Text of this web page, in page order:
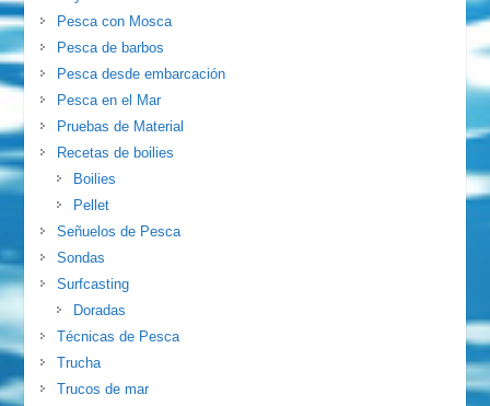
Pesca con Mosca
Pesca de barbos
Pesca desde embarcación
Pesca en el Mar
Pruebas de Material
Recetas de boilies
Boilies
Pellet
Señuelos de Pesca
Sondas
Surfcasting
Doradas
Técnicas de Pesca
Trucha
Trucos de mar